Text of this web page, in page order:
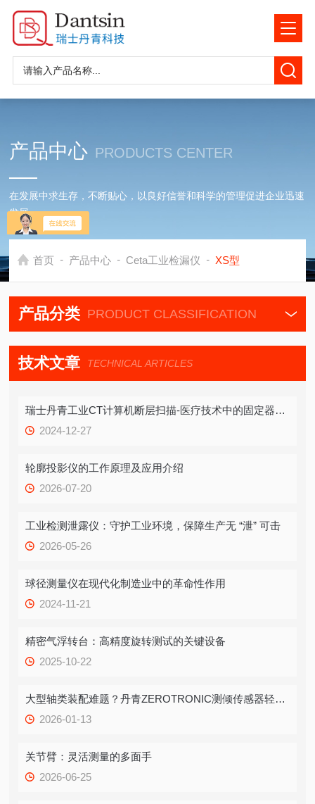
产品中心 PRODUCTS CENTER
在发展中求生存，不断贴心，以良好信誉和科学的管理促进企业迅速
发展
首页 - 产品中心 - Ceta工业检漏仪 - XS型
产品分类 PRODUCT CLASSIFICATION
技术文章 TECHNICAL ARTICLES
瑞士丹青工业CT计算机断层扫描-医疗技术中的固定器测量
2024-12-27
轮廓投影仪的工作原理及应用介绍
2026-07-20
工业检测泄露仪：守护工业环境，保障生产无 “泄” 可击
2026-05-26
球径测量仪在现代化制造业中的革命性作用
2024-11-21
精密气浮转台：高精度旋转测试的关键设备
2025-10-22
大型轴类装配难题？丹青ZEROTRONIC测倾传感器轻松搞定水平倾斜测量！
2026-01-13
关节臂：灵活测量的多面手
2026-06-25